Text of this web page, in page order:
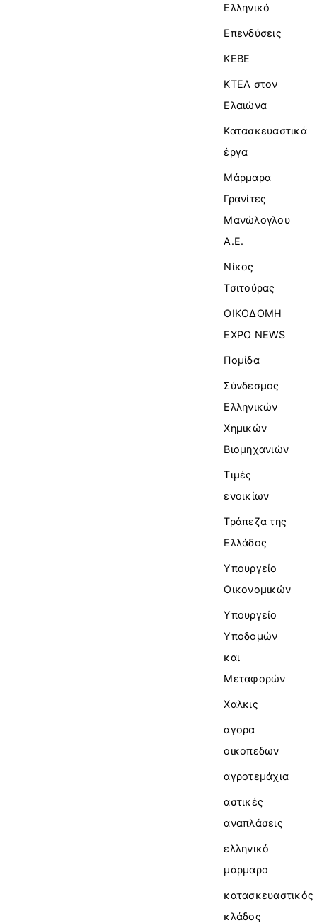
Ελληνικό
Επενδύσεις
ΚΕΒΕ
ΚΤΕΛ στον
Ελαιώνα
Κατασκευαστικά
έργα
Μάρμαρα
Γρανίτες
Μανώλογλου
Α.Ε.
Νίκος
Τσιτούρας
ΟΙΚΟΔΟΜΗ
EXPO NEWS
Πομίδα
Σύνδεσμος
Ελληνικών
Χημικών
Βιομηχανιών
Τιμές
ενοικίων
Τράπεζα της
Ελλάδος
Υπουργείο
Οικονομικών
Υπουργείο
Υποδομών
και
Μεταφορών
Χαλκις
αγορα
οικοπεδων
αγροτεμάχια
αστικές
αναπλάσεις
ελληνικό
μάρμαρο
κατασκευαστικός
κλάδος